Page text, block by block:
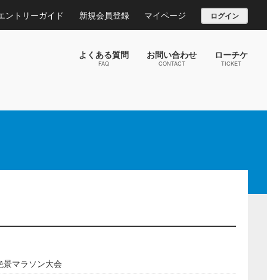
ントリーガイド 新規会員登録 マイページ ログイン
よくある質問
FAQ
お問い合わせ
CONTACT
ローチケ
TICKET
マラソン大会